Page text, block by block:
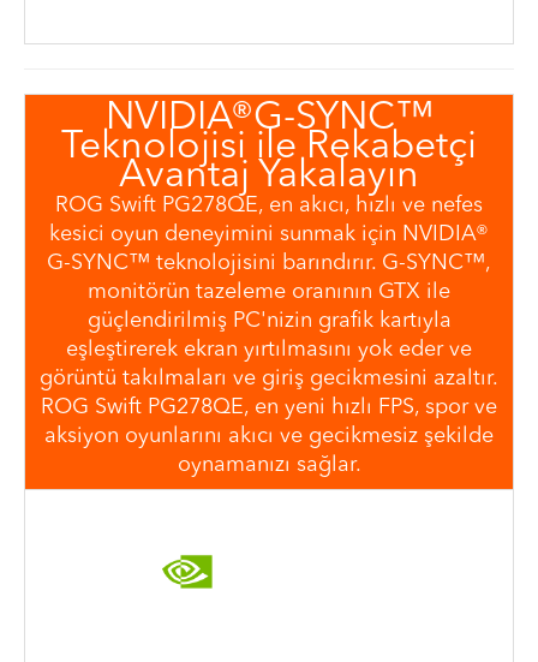
NVIDIA®G-SYNC™
Teknolojisi ile Rekabetçi
Avantaj Yakalayın
ROG Swift PG278QE, en akıcı, hızlı ve nefes
kesici oyun deneyimini sunmak için NVIDIA®
G-SYNC™ teknolojisini barındırır. G-SYNC™,
monitörün tazeleme oranının GTX ile
güçlendirilmiş PC'nizin grafik kartıyla
eşleştirerek ekran yırtılmasını yok eder ve
görüntü takılmaları ve giriş gecikmesini azaltır.
ROG Swift PG278QE, en yeni hızlı FPS, spor ve
aksiyon oyunlarını akıcı ve gecikmesiz şekilde
oynamanızı sağlar.